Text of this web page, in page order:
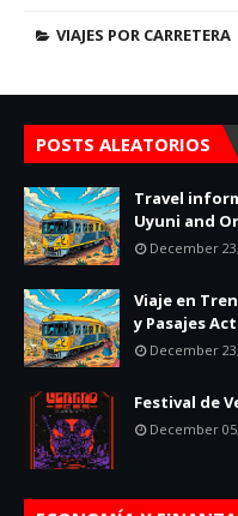
VIAJES POR CARRETERA
POSTS ALEATORIOS
Travel
Uyuni and
December
Viaje en
y Pasajes
December
Festival de
December